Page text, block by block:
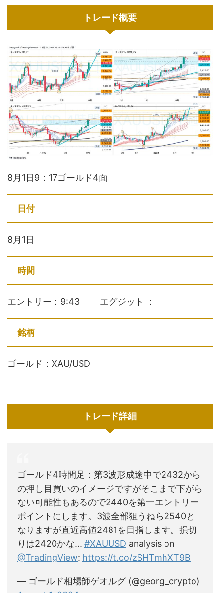
トレード概要
8月1日9：17ゴールド4面
日付
8月1日
時間
エントリー：9:43 エグジット ：
銘柄
ゴールド：XAU/USD
トレード詳細
ゴールド4時間足：第3波形成途中で2432から
の押し目買いのイメージですがそこまで下がら
ない可能性もあるので2440を第一エントリー
ポイントにします。3波全部狙うねら2540と
なりますが直近高値2481を目指します。損切
りは2420かな... #XAUUSD analysis on
@TradingView: https://t.co/zSHTmhXT9B
— ゴールド相場師ゲオルグ (@georg_crypto)